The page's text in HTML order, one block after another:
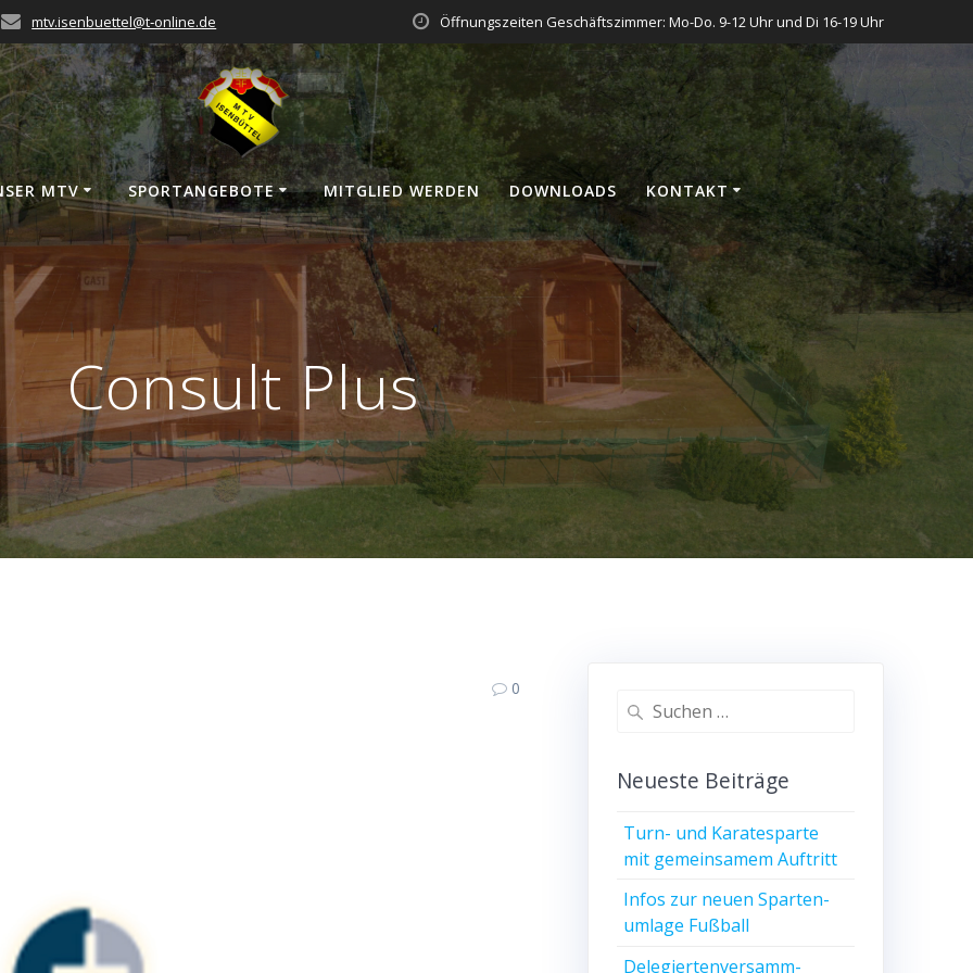
mtv.isenbuettel@t‑online.de Öffnungszeiten Geschäftszimmer: Mo-Do. 9-12 Uhr und Di 16-19 Uhr
MTV SPORT­AN­GE­BO­TE MIT­GLIED WERDEN DOWN­LOADS KON­TAKT
Consult Plus
0
Suche
Neu­es­te Beiträge
Turn- und Kara­te­spar­te
mit gemein­sa­mem Auftritt
Infos zur neu­en Spar­ten­
um­la­ge Fußball
Dele­gier­ten­ver­samm­